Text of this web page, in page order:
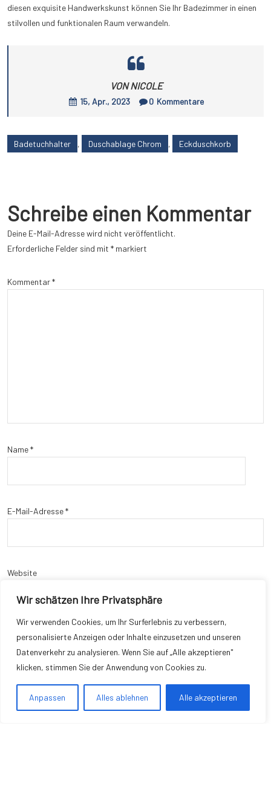
Wir schätzen Ihre Privatsphäre
Wir verwenden Cookies, um Ihr Surferlebnis zu verbessern,
personalisierte Anzeigen oder Inhalte einzusetzen und unseren
Datenverkehr zu analysieren. Wenn Sie auf „Alle akzeptieren"
klicken, stimmen Sie der Anwendung von Cookies zu.
Anpassen Alles ablehnen Alle akzeptieren
diesen exquisite Handwerkskunst können Sie Ihr Badezimmer in einen
stilvollen und funktionalen Raum verwandeln.
VON NICOLE
15, Apr., 2023 0 Kommentare
Badetuchhalter , Duschablage Chrom , Eckduschkorb
Schreibe einen Kommentar
Deine E-Mail-Adresse wird nicht veröffentlicht.
Erforderliche Felder sind mit * markiert
Kommentar*
Name*
E-Mail-Adresse*
Website
Name, E-Mail-Adresse und Website in diesem Browser für meinen
nächsten Kommentar speichern.